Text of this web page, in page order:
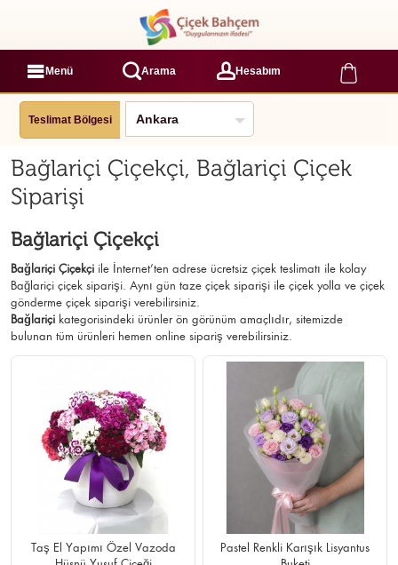
Menü Arama Hesabım
Teslimat Bölgesi
Bağlariçi Çiçekçi, Bağlariçi Çiçek
Siparişi
Bağlariçi Çiçekçi
Bağlariçi Çiçekçi ile İnternet’ten adrese ücretsiz çiçek teslimatı ile kolay
Bağlariçi çiçek siparişi. Aynı gün taze çiçek siparişi ile çiçek yolla ve çiçek
gönderme çiçek siparişi verebilirsiniz.
Bağlariçi kategorisindeki ürünler ön görünüm amaçlıdır, sitemizde
bulunan tüm ürünleri hemen online sipariş verebilirsiniz.
Taş El Yapımı Özel Vazoda
Pastel Renkli Karışık Lisyantus